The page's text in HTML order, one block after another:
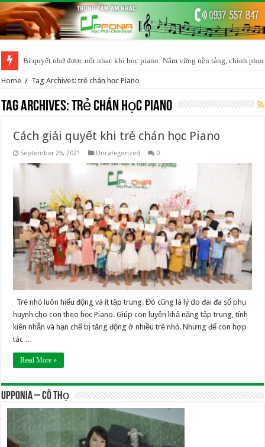
Bí quyết nhớ được nốt nhạc khi học piano: Nắm vững nền tảng, chinh
Home / Tag Archives: trẻ chán học Piano
Tag Archives:trẻ chán học Piano
Cách giải quyết khi trẻ chán học Piano
September 26, 2021 Uncategorized 0
Trẻ nhỏ luôn hiếu động và ít tập trung. Đó cũng là lý do đai đa số phụ
huynh cho con theo học Piano. Giúp con luyện khả năng tập trung, tính
kiên nhẫn và hạn chế bị tăng động ở nhiều trẻ nhỏ. Nhưng để con hợp
tác …
Read More »
UPPONIA – Cô Thọ